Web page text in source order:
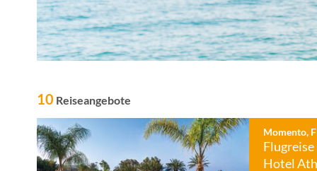
10 Reiseangebote
Momento,
Flugreise
Hotel